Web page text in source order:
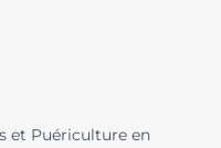
et Puériculture en